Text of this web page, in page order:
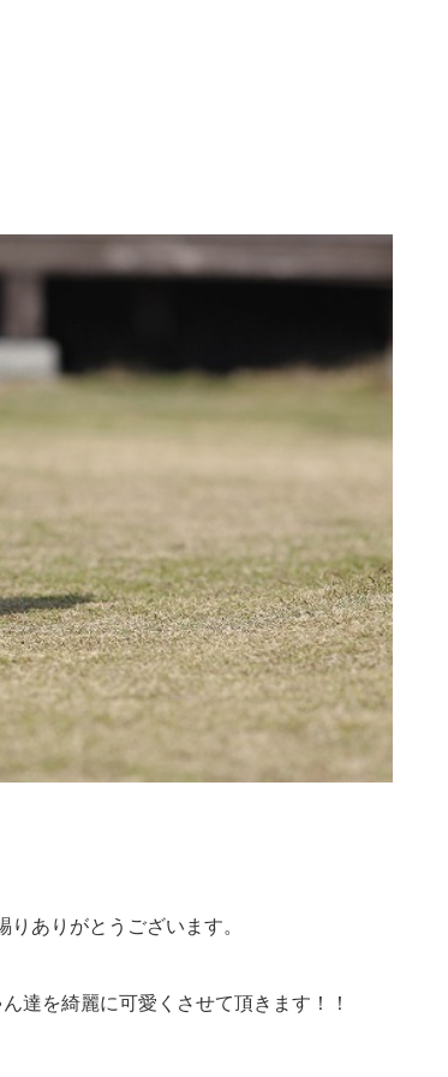
ありがとうございます。
達を綺麗に可愛くさせて頂きます！！